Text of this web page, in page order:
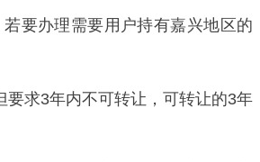
要办理需要用户持有嘉兴地区的
求3年内不可转让，可转让的3年